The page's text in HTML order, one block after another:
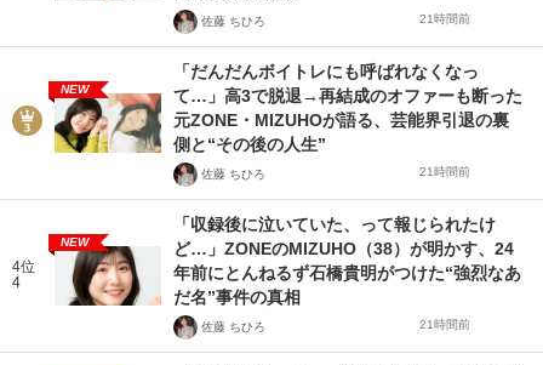
佐藤 ちひろ 21時間前
NEW
「だんだんボイトレにも呼ばれなくなっ
て…」高3で脱退→再結成のオファーも断った
元ZONE・MIZUHOが語る、芸能界引退の裏
側と“その後の人生”
佐藤 ちひろ 21時間前
4位
4
NEW
「収録後に泣いていた、って報じられたけ
ど…」ZONEのMIZUHO（38）が明かす、24
年前にとんねるず石橋貴明がつけた“強烈なあ
だ名”事件の真相
佐藤 ちひろ 21時間前